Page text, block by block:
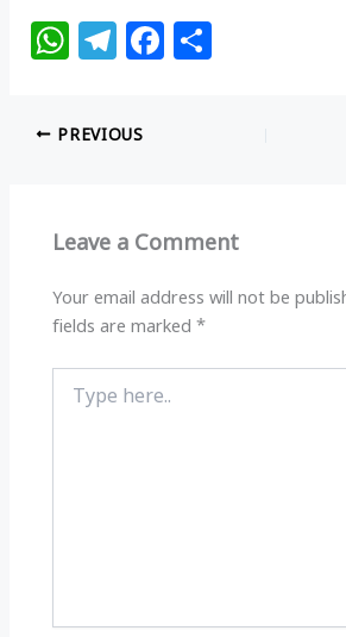
W
at
s
p
T
e
g
m
F
o
k
PREVIOUS
Leave a Comment
Your email address will not be
fields are marked*
here..